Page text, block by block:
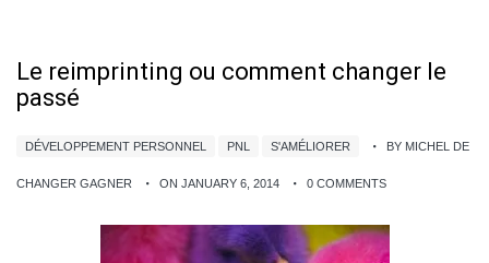
Le reimprinting ou comment changer le
passé
DÉVELOPPEMENT PERSONNEL PNL S'AMÉLIORER BY MICHEL DE
CHANGER GAGNER ON JANUARY 6, 2014 0 COMMENTS